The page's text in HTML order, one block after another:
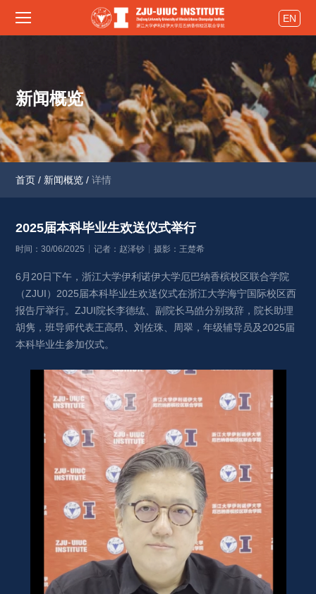
EN
新闻概览
首页 / 新闻概览 / 详情
2025届本科毕业生欢送仪式举行
时间：30/06/2025 记者：赵泽钞 摄影：王楚希
6月20日下午，浙江大学伊利诺伊大学厄巴纳香槟校区联合学院
（ZJUI）2025届本科毕业生欢送仪式在浙江大学海宁国际校区西
报告厅举行。ZJUI院长李德纮、副院长马皓分别致辞，院长助理
胡隽，班导师代表王高昂、刘佐珠、周翠，年级辅导员及2025届
本科毕业生参加仪式。